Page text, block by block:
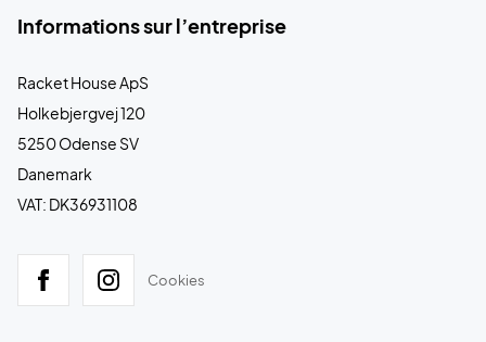
Informations sur l’entreprise
Racket House ApS
Holkebjergvej 120
5250 Odense SV
Danemark
VAT: DK36931108
Cookies